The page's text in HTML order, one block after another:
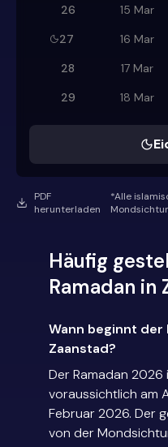
26
15 Mar
27
16 Mar
28
17 Mar
29
18 Mar
PDF
herunterladen
*Alle
Häufig
Ramadan in
Wann beginnt der
Zaanstad?
Der Ramadan
voraussichtlich am
Februar 2026. Der
von der